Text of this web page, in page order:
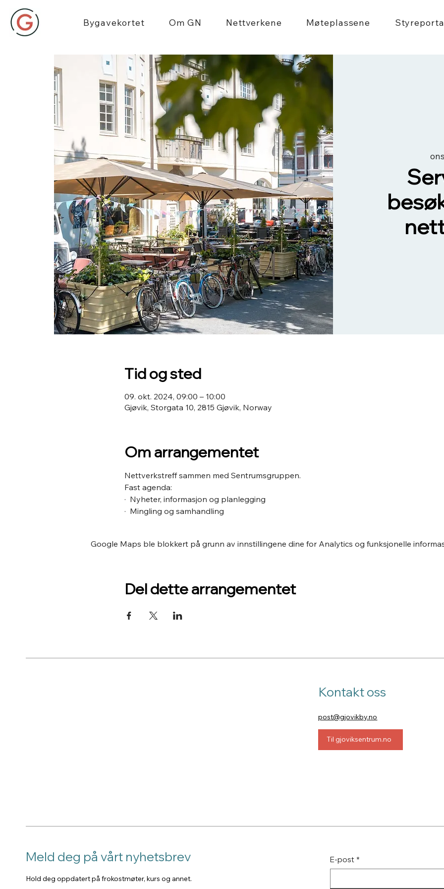
Bygavekortet Om GN Nettverkene Møteplassene
Tid og sted
09. okt. 2024, 09:00 – 10:00
Gjøvik, Storgata 10, 2815 Gjøvik, Norway
Om arrangementet
Nettverkstreff sammen med Sentrumsgruppen.
Fast agenda:
·  Nyheter, informasjon og planlegging
·  Mingling og samhandling
Google Maps ble blokkert på grunn av innstillingene dine for Analytics og funksjonelle
Del dette arrangementet
Kontakt oss
post@gjovikby.no
Til gjoviksentrum.no
Meld deg på vårt nyhetsbrev
Hold deg oppdatert på frokostmøter, kurs og annet.
E-post *